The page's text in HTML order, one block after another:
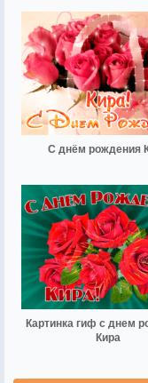
С днём рождения
Картинка гиф с днем
Кира